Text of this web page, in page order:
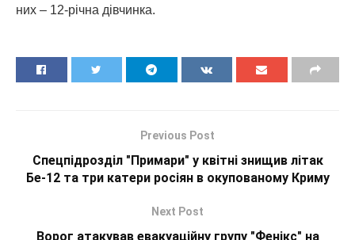
них – 12-річна дівчинка.
Previous Post
Спецпідрозділ "Примари" у квітні знищив літак
Бе-12 та три катери росіян в окупованому Криму
Next Post
Ворог атакував евакуаційну групу "Фенікс" на